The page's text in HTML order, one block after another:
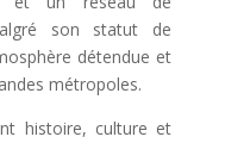
son statut de
détendue et
métropoles.
histoire, culture et